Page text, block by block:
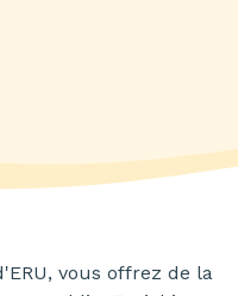
vous offrez de la